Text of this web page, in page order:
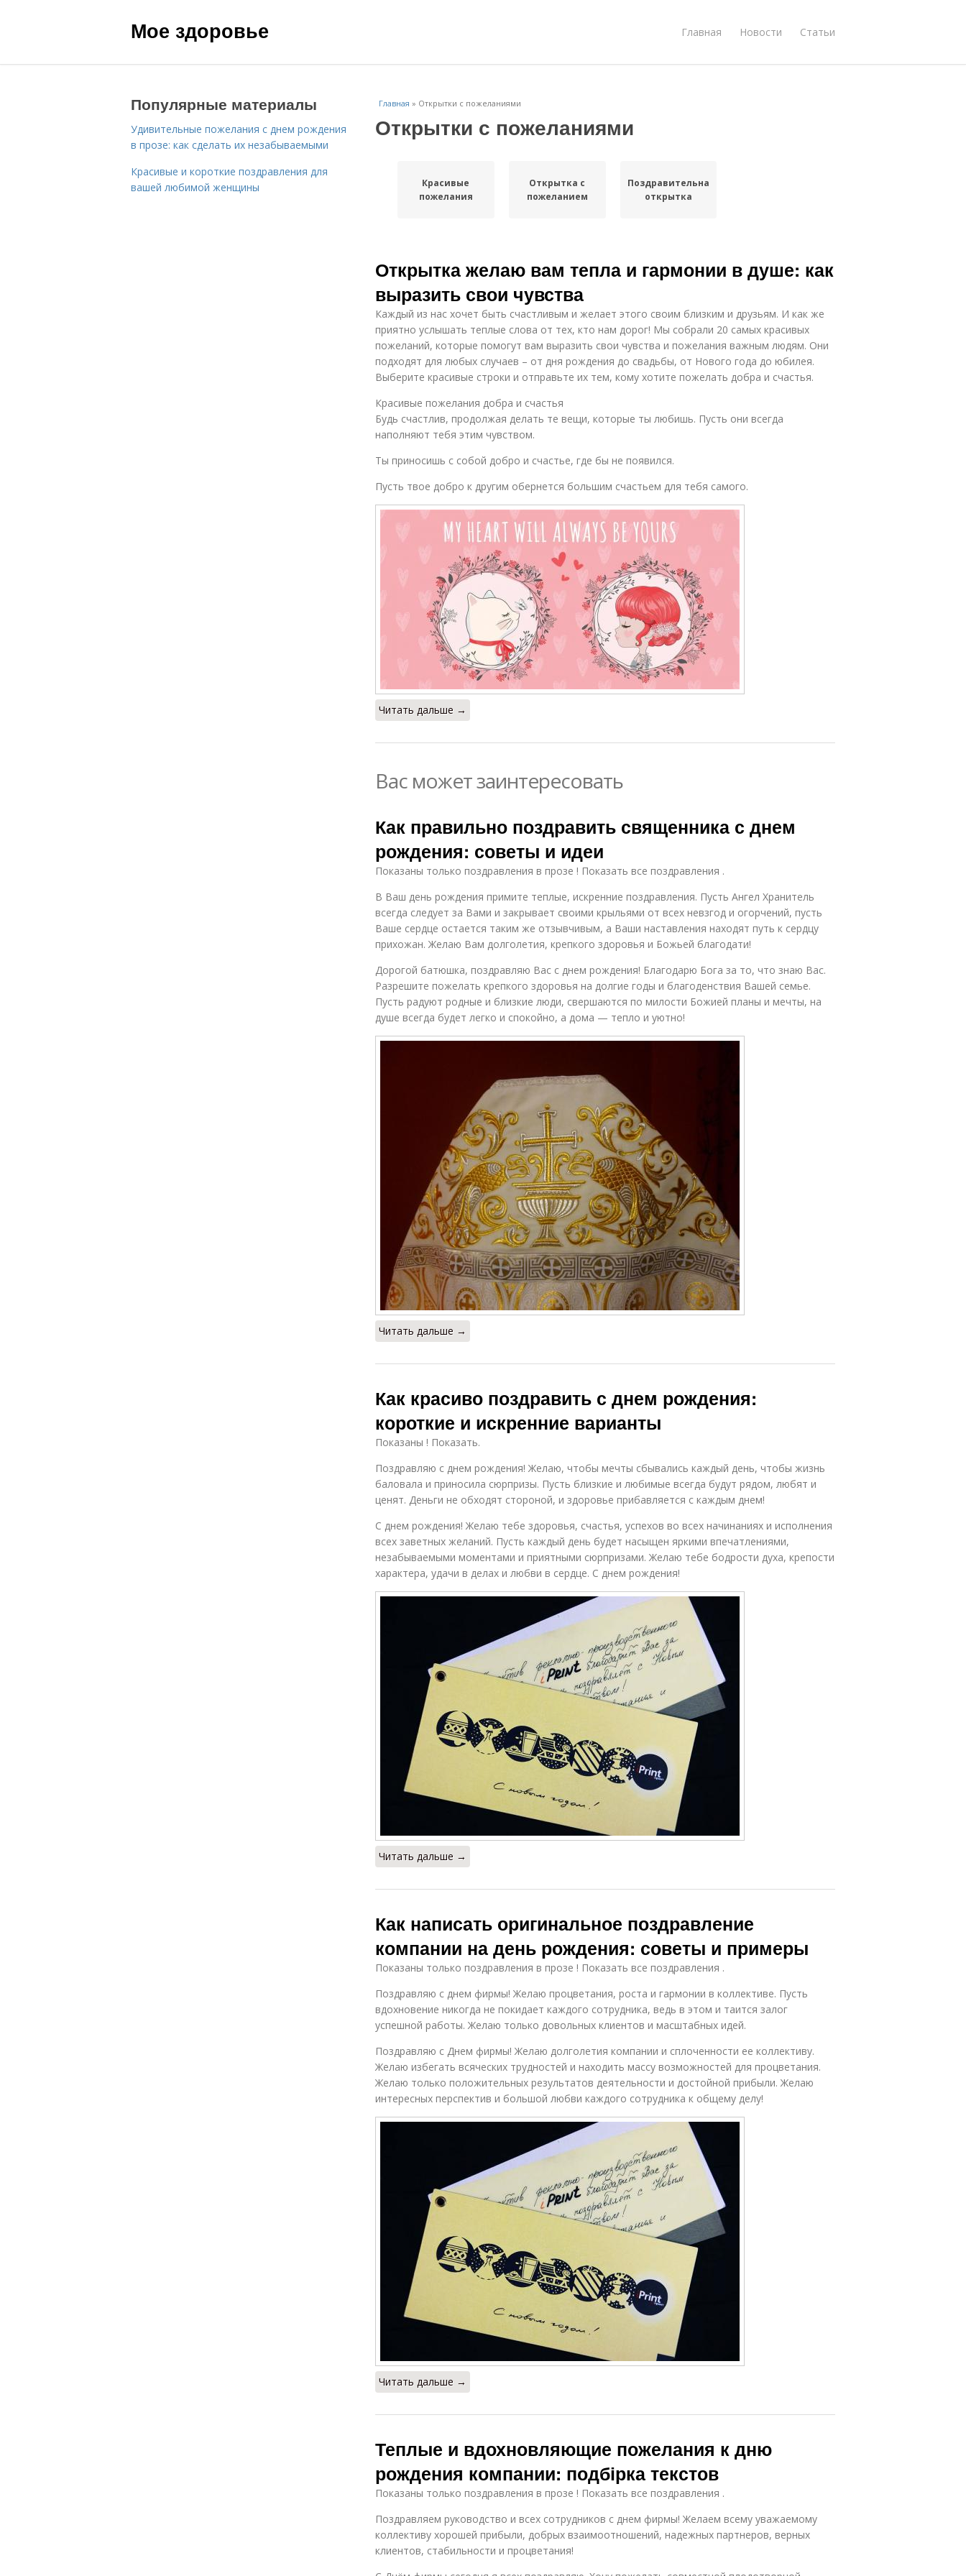
Мое здоровье Главная Новости Статьи
Главная » Открытки с пожеланиями
Открытки с пожеланиями
Красивые
пожелания
Открытка с
пожеланием
Поздравительная
открытка
Открытка желаю вам тепла и гармонии в душе: как
выразить свои чувства
Каждый из нас хочет быть счастливым и желает этого своим близким и друзьям. И как же
приятно услышать теплые слова от тех, кто нам дорог! Мы собрали 20 самых красивых
пожеланий, которые помогут вам выразить свои чувства и пожелания важным людям. Они
подходят для любых случаев – от дня рождения до свадьбы, от Нового года до юбилея.
Выберите красивые строки и отправьте их тем, кому хотите пожелать добра и счастья.
Красивые пожелания добра и счастья
Будь счастлив, продолжая делать те вещи, которые ты любишь. Пусть они всегда
наполняют тебя этим чувством.
Ты приносишь с собой добро и счастье, где бы не появился.
Пусть твое добро к другим обернется большим счастьем для тебя самого.
Читать дальше →
Вас может заинтересовать
Как правильно поздравить священника с днем
рождения: советы и идеи
Показаны только поздравления в прозе ! Показать все поздравления .
В Ваш день рождения примите теплые, искренние поздравления. Пусть Ангел Хранитель
всегда следует за Вами и закрывает своими крыльями от всех невзгод и огорчений, пусть
Ваше сердце остается таким же отзывчивым, а Ваши наставления находят путь к сердцу
прихожан. Желаю Вам долголетия, крепкого здоровья и Божьей благодати!
Дорогой батюшка, поздравляю Вас с днем рождения! Благодарю Бога за то, что знаю Вас.
Разрешите пожелать крепкого здоровья на долгие годы и благоденствия Вашей семье.
Пусть радуют родные и близкие люди, свершаются по милости Божией планы и мечты, на
душе всегда будет легко и спокойно, а дома — тепло и уютно!
Читать дальше →
Как красиво поздравить с днем рождения:
короткие и искренние варианты
Показаны ! Показать.
Поздравляю с днем рождения! Желаю, чтобы мечты сбывались каждый день, чтобы жизнь
баловала и приносила сюрпризы. Пусть близкие и любимые всегда будут рядом, любят и
ценят. Деньги не обходят стороной, и здоровье прибавляется с каждым днем!
С днем рождения! Желаю тебе здоровья, счастья, успехов во всех начинаниях и исполнения
всех заветных желаний. Пусть каждый день будет насыщен яркими впечатлениями,
незабываемыми моментами и приятными сюрпризами. Желаю тебе бодрости духа, крепости
характера, удачи в делах и любви в сердце. С днем рождения!
Читать дальше →
Как написать оригинальное поздравление
компании на день рождения: советы и примеры
Показаны только поздравления в прозе ! Показать все поздравления .
Поздравляю с днем фирмы! Желаю процветания, роста и гармонии в коллективе. Пусть
вдохновение никогда не покидает каждого сотрудника, ведь в этом и таится залог
успешной работы. Желаю только довольных клиентов и масштабных идей.
Поздравляю с Днем фирмы! Желаю долголетия компании и сплоченности ее коллективу.
Желаю избегать всяческих трудностей и находить массу возможностей для процветания.
Желаю только положительных результатов деятельности и достойной прибыли. Желаю
интересных перспектив и большой любви каждого сотрудника к общему делу!
Читать дальше →
Теплые и вдохновляющие пожелания к дню
рождения компании: подбірка текстов
Показаны только поздравления в прозе ! Показать все поздравления .
Поздравляем руководство и всех сотрудников с днем фирмы! Желаем всему уважаемому
коллективу хорошей прибыли, добрых взаимоотношений, надежных партнеров, верных
клиентов, стабильности и процветания!
Популярные материалы
Удивительные пожелания с днем рождения
в прозе: как сделать их незабываемыми
Красивые и короткие поздравления для
вашей любимой женщины